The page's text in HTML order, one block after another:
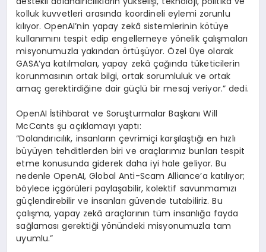
kolluk kuvvetleri arasında koordineli eylemi zorunlu
kılıyor. OpenAI’nin yapay zekâ sistemlerinin kötüye
kullanımını tespit edip engellemeye yönelik çalışmaları
misyonumuzla yakından örtüşüyor. Özel Üye olarak
GASA’ya katılmaları, yapay zekâ çağında tüketicilerin
korunmasının ortak bilgi, ortak sorumluluk ve ortak
amaç gerektirdiğine dair güçlü bir mesaj veriyor.” dedi.
OpenAI İstihbarat ve Soruşturmalar Başkanı Will
McCants şu açıklamayı yaptı:
“Dolandırıcılık, insanların çevrimiçi karşılaştığı en hızlı
büyüyen tehditlerden biri ve araçlarımız bunları tespit
etme konusunda giderek daha iyi hale geliyor. Bu
nedenle OpenAI, Global Anti-Scam Alliance’a katılıyor;
böylece içgörüleri paylaşabilir, kolektif savunmamızı
güçlendirebilir ve insanları güvende tutabiliriz. Bu
çalışma, yapay zekâ araçlarının tüm insanlığa fayda
sağlaması gerektiği yönündeki misyonumuzla tam
uyumlu.”